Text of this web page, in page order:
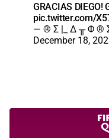
GRACIAS DIEGO!
pic.twitter.com/
— ® Σ |_ Δ ╥ Φ ®
December 18,